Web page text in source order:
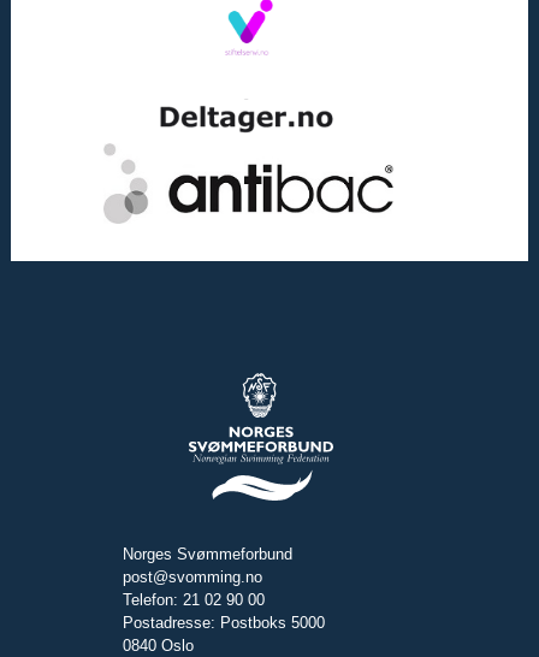
Norges Svømmeforbund
post@svomming.no
Telefon: 21 02 90 00
Postadresse: Postboks 5000
0840 Oslo